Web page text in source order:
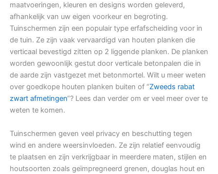
maatvoeringen, kleuren en designs worden geleverd,
afhankelijk van uw eigen voorkeur en begroting.
Tuinschermen zijn een populair type erfafscheiding voor in
de tuin. Ze zijn vaak vervaardigd van houten planken die
verticaal bevestigd zitten op 2 liggende planken. De planken
worden gewoonlijk gestut door verticale betonpalen die in
de aarde zijn vastgezet met betonmortel. Wilt u meer weten
over goedkope houten planken buiten of “Zweeds rabat
zwart afmetingen“? Lees dan verder om er veel meer over te
weten te komen.
Tuinschermen geven veel privacy en beschutting tegen
wind en andere weersinvloeden. Ze zijn relatief eenvoudig
te plaatsen en zijn verkrijgbaar in meerdere maten, stijlen en
houtsoorten zoals geïmpregneerd grenen, douglas hout en